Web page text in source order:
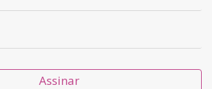
Assinar